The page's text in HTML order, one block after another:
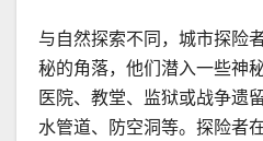
与自然探索不同，城市探险
秘的角落，他们潜入一些神
医院、教堂、监狱或战争遗
水管道、防空洞等。探险者